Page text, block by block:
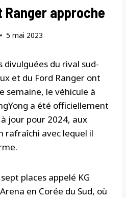
Ranger approche
5 mai 2023
divulguées du rival sud-
et du Ford Ranger ont
semaine, le véhicule à
a été officiellement
jour pour 2024, aux
rafraîchi avec lequel il
places appelé KG
en Corée du Sud, où